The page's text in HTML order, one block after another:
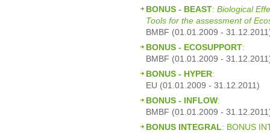
BONUS - BEAST: Biological
Tools for the assessment of
BMBF (01.01.2009 -
BONUS - ECOSUPPORT:
BMBF (01.01.2009 -
BONUS - HYPER:
EU (01.01.2009 - 31.12.2011)
BONUS - INFLOW:
BMBF (01.01.2009 -
BONUS INTEGRAL: BONUS